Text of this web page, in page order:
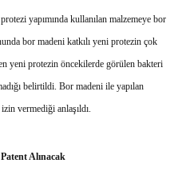
yapımında kullanılan malzemeye bor
bor madeni katkılı yeni protezin çok
yeni protezin öncekilerde görülen bakteri
belirtildi. Bor madeni ile yapılan
vermediği anlaşıldı.
Alınacak